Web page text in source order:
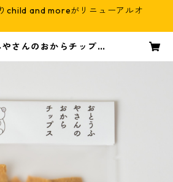
child and moreがリニューアルオ
さんのおからチップス